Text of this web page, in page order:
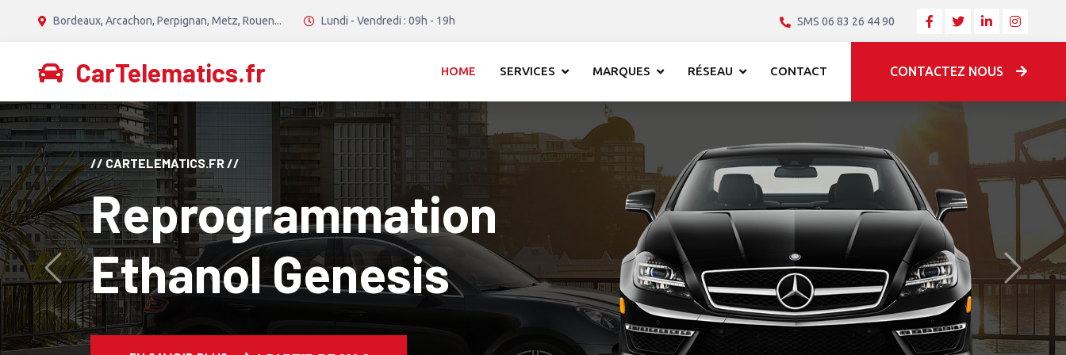
Bordeaux, Arcachon, Perpignan, Metz, Rouen... Lundi - Vendredi : 09h - 19h SMS 06 83 26 44 90
CarTelematics.fr HOME SERVICES MARQUES RÉSEAU CONTACT CONTACTEZ NOUS
// CANTON TECH //
Reprogrammation
Diesel Stage 1 Genesis
Avant Après